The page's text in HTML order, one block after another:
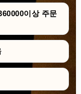
이상 주문